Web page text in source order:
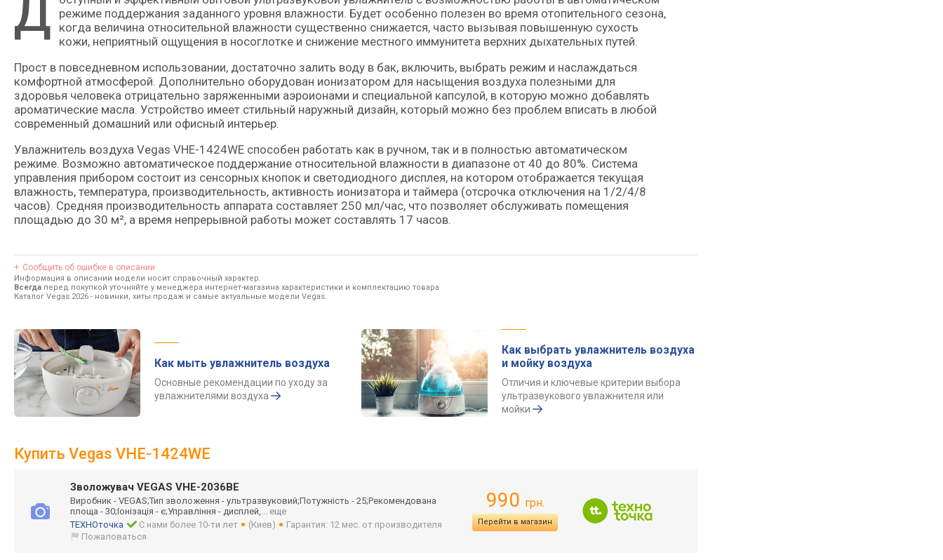
Д
режиме поддержания заданного уровня влажности. Будет особенно полезен во время отопительного сезона,
когда величина относительной влажности существенно снижается, часто вызывая повышенную сухость
кожи, неприятный ощущения в носоглотке и снижение местного иммунитета верхних дыхательных путей.
Прост в повседневном использовании, достаточно залить воду в бак, включить, выбрать режим и наслаждаться
комфортной атмосферой. Дополнительно оборудован ионизатором для насыщения воздуха полезными для
здоровья человека отрицательно заряженными аэроионами и специальной капсулой, в которую можно добавлять
ароматические масла. Устройство имеет стильный наружный дизайн, который можно без проблем вписать в любой
современный домашний или офисный интерьер.
Увлажнитель воздуха Vegas VHE-1424WE способен работать как в ручном, так и в полностью автоматическом
режиме. Возможно автоматическое поддержание относительной влажности в диапазоне от 40 до 80%. Система
управления прибором состоит из сенсорных кнопок и светодиодного дисплея, на котором отображается текущая
влажность, температура, производительность, активность ионизатора и таймера (отсрочка отключения на 1/2/4/8
часов). Средняя производительность аппарата составляет 250 мл/час, что позволяет обслуживать помещения
площадью до 30 м², а время непрерывной работы может составлять 17 часов.
Сообщить об ошибке в описании
Информация в описании модели носит справочный характер.
Всегда перед покупкой уточняйте у менеджера интернет-магазина характеристики и комплектацию товара
Каталог Vegas 2026 - новинки, хиты продаж и самые актуальные модели Vegas.
Как мыть увлажнитель воздуха
Основные рекомендации по уходу за
увлажнителями воздуха
Как выбрать увлажнитель воздуха
и мойку воздуха
Отличия и ключевые критерии выбора
ультразвукового увлажнителя или
мойки
Купить Vegas VHE-1424WE
Зволожувач VEGAS VHE-2036BE
Виробник - VEGAS;Тип зволоження - ультразвуковий;Потужність - 25;Рекомендована
площа - 30;Іонізація - є;Управління - дисплей,... еще
ТЕХНОточка
С нами более 10-ти лет (Киев)
Гарантия: 12 мес. от производителя
Пожаловаться
990 грн.
Перейти в магазин